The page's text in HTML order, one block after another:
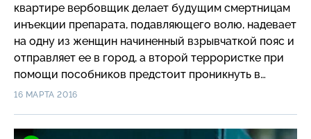
квартире вербовщик делает будущим смертницам
инъекции препарата, подавляющего волю, надевает
на одну из женщин начиненный взрывчаткой пояс и
отправляет ее в город, а второй террористке при
помощи пособников предстоит проникнуть в
здание администрации, куда должен приехать
16 МАРТА 2016